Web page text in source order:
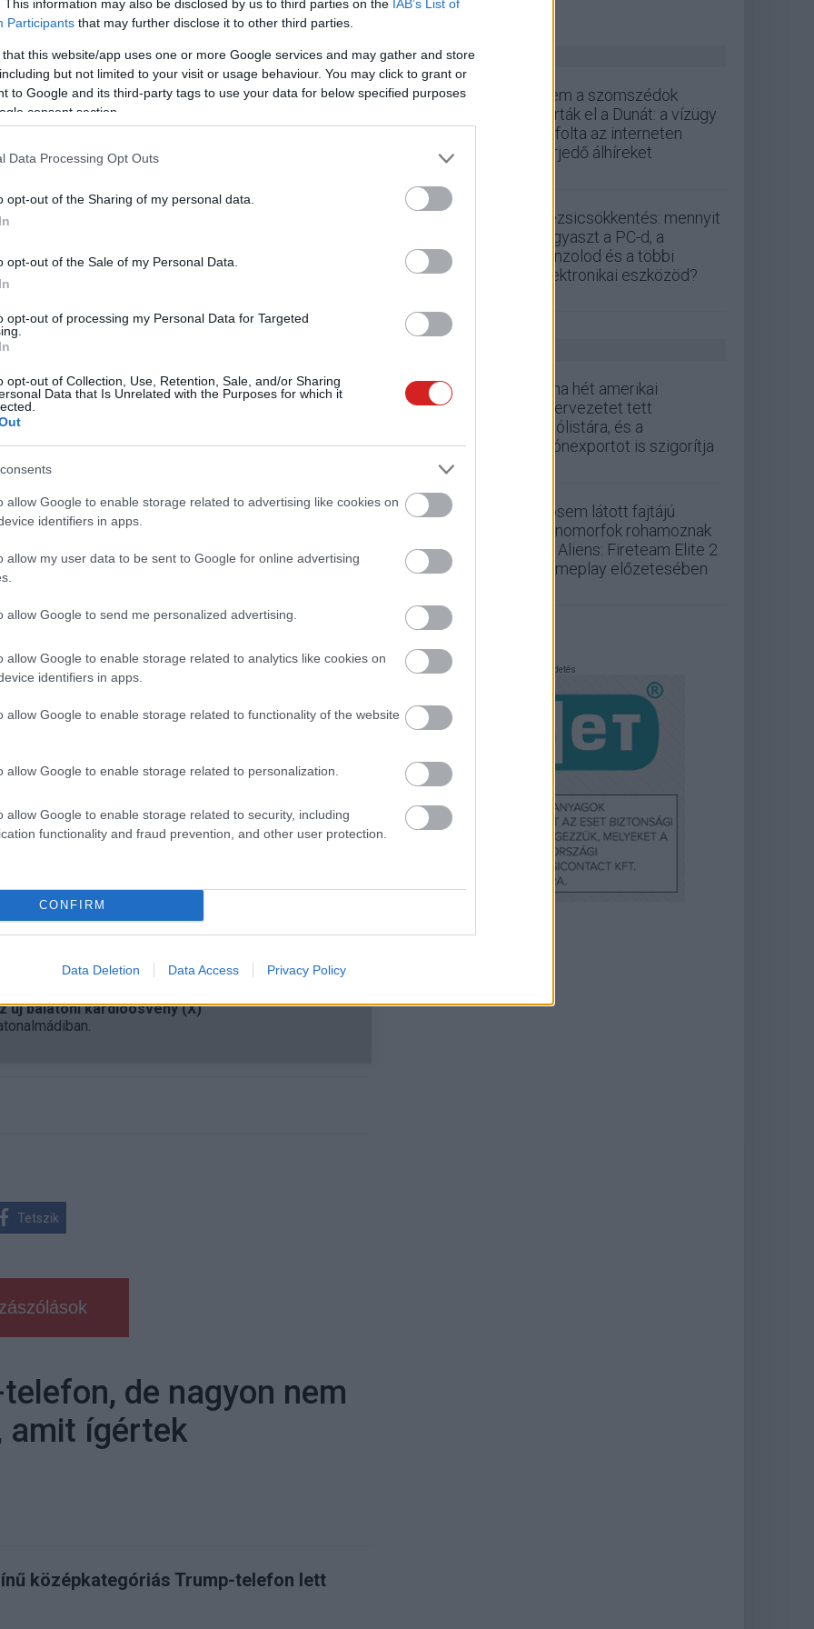
This information may also be disclosed by us to third parties on the IAB’s List of
Participants that may further disclose it to other third parties.
that this website/app uses one or more Google services and may gather and store
but not limited to your visit or usage behaviour. You may click to grant or
to Google and its third-party tags to use your data for below specified purposes
consent section.
Data Processing Opt Outs
opt-out of the Sharing of my personal data.
opt-out of the Sale of my Personal Data.
opt-out of processing my Personal Data for Targeted
opt-out of Collection, Use, Retention, Sale, and/or Sharing
Data that Is Unrelated with the Purposes for which it
allow Google to enable storage related to advertising like cookies on
identifiers in apps.
allow my user data to be sent to Google for online advertising
allow Google to send me personalized advertising.
allow Google to enable storage related to analytics like cookies on
identifiers in apps.
allow Google to enable storage related to functionality of the website
allow Google to enable storage related to personalization.
allow Google to enable storage related to security, including
functionality and fraud prevention, and other user protection.
CONFIRM
Data Deletion Data Access Privacy Policy
jelenleg még nem akkora szereplő saját mobilos
kelljen versenyeznie.
mozdulhat, amerre az Apple már rég elindult, és
minél több kulcsfontosságú alkatrészt és
azonban az XRING még nem ilyen teljesen zárt,
továbbra is ARM-dizájnokra épít, és az Omdia
O1-gyel inkább a technológiai validáció volt,
a teljes csúcskategóriás kínálatban.
minden felső kategóriás telefonjába saját
széria eleinte kiválasztott modellekben,
eszközökben jelenik meg, miközben a vállalat
A stratégia lényege nem az azonnali szakítás,
lapkái évről évre erősebbek lesznek, akkor a cég jobb
hardver-szoftver összhangot építhet.
szám a befektetőknek. A Xiaomi pontosan
az elektromos autók, az okosotthonok és az
Aki ebben a világban csak mások chipjeire és
marad. Az XRING O1 még nem döntötte
hogy a Xiaomi komolyan gondolja a saját
ebből csak drága önállósodási kísérlet lesz, vagy
egyik új, kellemetlen kihívója.
új balatoni kardioösvény (X)
Tetszik
de nagyon nem
amit ígértek
középkategóriás Trump-telefon lett
ZÖLD PÁLYA
Nem a szomszédok
zárták el a Dunát: a vízügy
cáfolta az interneten
terjedő álhíreket
Rezsicsökkentés: mennyit
fogyaszt a PC-d, a
konzolod és a többi
elektronikai eszközöd?
Kína hét amerikai
szervezetet tett
tiltólistára, és a
drónexportot is szigorítja
Sosem látott fajtájú
xenomorfok rohamoznak
az Aliens: Fireteam Elite 2
gameplay előzetesében
Hirdetés